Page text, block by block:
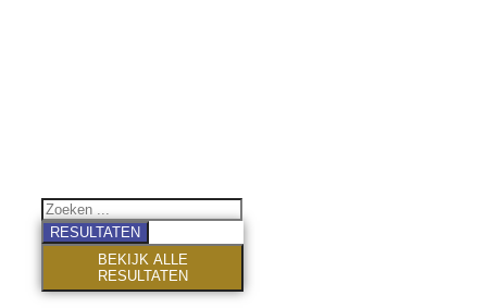
RESULTATEN
BEKIJK ALLE
RESULTATEN